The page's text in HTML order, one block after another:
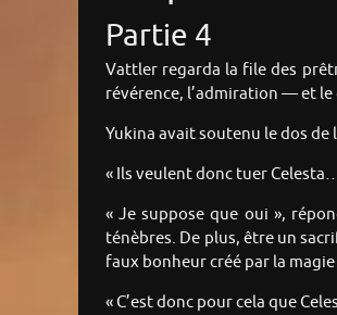
Partie 4
Vattler regarda la file des
révérence, l’admiration — et
Yukina avait soutenu le dos de
« Ils veulent donc tuer
« Je suppose que oui »,
ténèbres. De plus, être un
faux bonheur créé par la
« C’est donc pour cela que